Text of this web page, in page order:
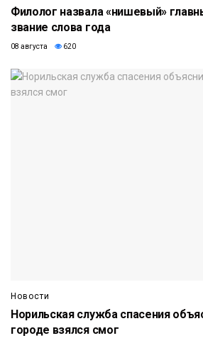
Филолог назвала «нишевый»
звание слова года
08 августа 620
Новости
Норильская служба спасения
городе взялся смог